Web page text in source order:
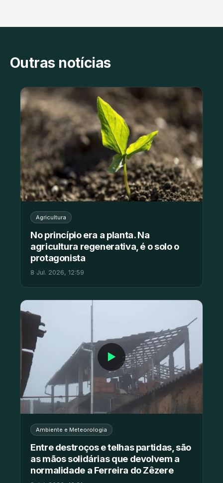
Outras notícias
Agricultura
No princípio era a planta. Na
agricultura regenerativa, é o solo o
protagonista
8 Jul. 2026, 12:59
▶
Ambiente e Meteorologia
Entre destroços e telhas partidas, são
as mãos solidárias que devolvem a
normalidade a Ferreira do Zêzere